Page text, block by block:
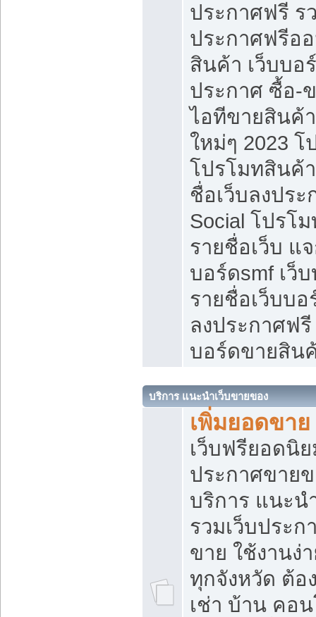
ประกาศฟรี ร
ประกาศฟรีอ
สินค้า เว็บบอ
ประกาศ ซื้อ-
ไอทีขายสินค้
ใหม่ๆ 2023
โปรโมทสินค้
ชื่อเว็บลงปร
Social โปรโ
รายชื่อเว็บ แ
บอร์ดsmf เว็
รายชื่อเว็บบ
ลงประกาศฟรี
บอร์ดขายสิน
บริการ แนะนำเว็บขายของ
เพิ่มยอดขา
เว็บฟรียอดนิ
ประกาศขาย
บริการ แนะน
รวมเว็บประก
ขาย ใช้งานง่
ทุกจังหวัด ต้อ
เช่า บ้าน คอ